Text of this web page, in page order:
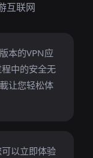
互联网
本的VPN应
中的安全无
让您轻松体
以立即体验